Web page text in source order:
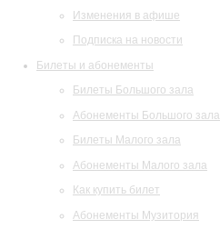
Изменения в афише
Подписка на новости
Билеты и абонементы
Билеты Большого зала
Абонементы Большого зала
Билеты Малого зала
Абонементы Малого зала
Как купить билет
Абонементы Музитория